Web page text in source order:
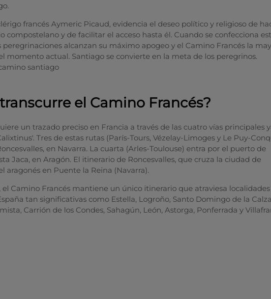
francés Aymeric Picaud, evidencia el deseo político y religioso de
compostelano y de facilitar el acceso hasta él. Cuando se confecciona
peregrinaciones alcanzan su máximo apogeo y el Camino Francés la
momento actual. Santiago se convierte en la meta de los peregrinos.
el Camino Francés?
un trazado preciso en Francia a través de las cuatro vías principales
Tres de estas rutas (París-Tours, Vézelay-Limoges y Le Puy-
en Navarra. La cuarta (Arles-Toulouse) entra por el puerto de
Jaca, en Aragón. El itinerario de Roncesvalles, que cruza la ciudad de
aragonés en Puente la Reina (Navarra).
el Camino Francés mantiene un único itinerario que atraviesa
tan significativas como Estella, Logroño, Santo Domingo de la
Carrión de los Condes, Sahagún, León, Astorga, Ponferrada y